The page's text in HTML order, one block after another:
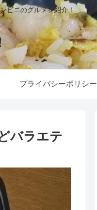
ビニのグルメを紹介！
プライバシーポリシー
バラエテ